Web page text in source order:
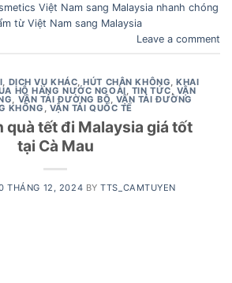
Việt Nam sang Malaysia nhanh chóng
từ Việt Nam sang Malaysia
Leave a comment
, DỊCH VỤ KHÁC,HÚT CHÂN KHÔNG,KHAI
HỘ HÀNG NƯỚC NGOÀI, TIN TỨC, VẬN
, VẬN TẢI ĐƯỜNG BỘ, VẬN TẢI ĐƯỜNG
KHÔNG , VẬN TẢI QUỐC TẾ
quà tết đi Malaysia giá tốt
tại Cà Mau
THÁNG 12, 2024 BYTTS_CAMTUYEN